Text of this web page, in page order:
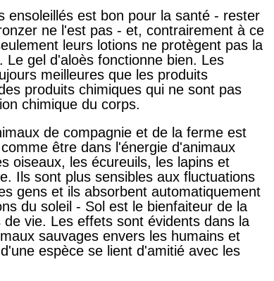
ensoleillés est bon pour la santé - rester
ne l'est pas - et, contrairement à ce
leurs lotions ne protègent pas la
Le gel d'aloès fonctionne bien. Les
meilleures que les produits
produits chimiques qui ne sont pas
chimique du corps.
de compagnie et de la ferme est
être dans l'énergie d'animaux
oiseaux, les écureuils, les lapins et
Ils sont plus sensibles aux fluctuations
gens et ils absorbent automatiquement
du soleil - Sol est le bienfaiteur de la
vie. Les effets sont évidents dans la
sauvages envers les humains et
espèce se lient d'amitié avec les